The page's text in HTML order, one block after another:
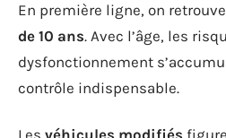
En première ligne, on
de 10 ans. Avec l’âge, les
dysfonctionnement
contrôle indispensable.
Les véhicules modifiés